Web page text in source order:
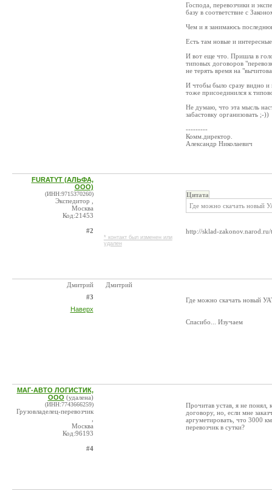
Господа, перевозчики и
базу в соответствие с
Чем и я занимаюсь
Есть там новые и
И вот еще что. Пришла в
типовых договоров
не терять время на
И чтобы было сразу видно и
тоже присоединился к
Не думаю, что эта мысль
забастовку организовать ;-))
---------
Комм.директор.
Александр Николаевич
FURATYT (АЛЬФА,
ООО)
(ИНН:9715370260)
Экспедитор ,
Москва
Код:21453
#2
* контакт был изменен или
удален
Цитата
Где можно скачать новый
http://sklad-
Дмитрий
#3
Наверх
Дмитрий
Где можно скачать новый
Cпасибо... Изучаем
МАГ-АВТО ЛОГИСТИК,
ООО (удалена)
(ИНН:7743666259)
Грузовладелец-перевозчик
Москва
Код:96193
#4
Прочитав устав, я не понял,
договору, но, если мне
аргуметировать, что 3000
перевозчик в сутки?